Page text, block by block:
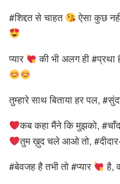
#शिद्दत से चाहत
ऐसा कुछ
प्यार की भी अलग ही #प्रथा
तुम्हारे साथ बिताया हर पल,
कब कहा मैंने कि मुझको,
तुम ख़ुद चले आओ तो,
#बेवजह है तभी तो #प्यार
है,